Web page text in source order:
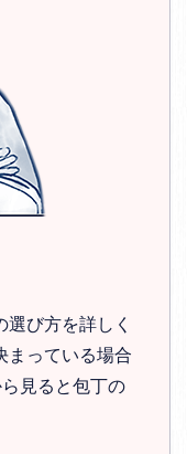
び方を詳しく
まっている場合
見ると包丁の